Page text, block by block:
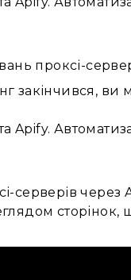
проксі-
закінчився, ви
серверів через